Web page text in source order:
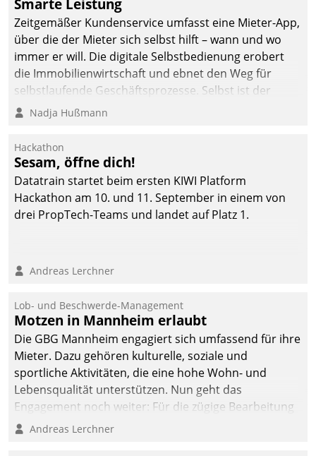
Zeitgemäßer Kundenservice umfasst eine Mieter-App,
über die der Mieter sich selbst hilft – wann und wo
immer er will. Die digitale Selbstbedienung erobert
die Immobilienwirtschaft und ebnet den Weg für
selbstlaufende Geschäftsprozesse. Selbst ist der
Kunde und smart der Serviceanbieter.
Nadja Hußmann
Hackathon
Sesam, öffne dich!
Datatrain startet beim ersten KIWI Platform
Hackathon am 10. und 11. September in einem von
drei PropTech-Teams und landet auf Platz 1.
Andreas Lerchner
Lob- und Beschwerde-Management
Motzen in Mannheim erlaubt
Die GBG Mannheim engagiert sich umfassend für ihre
Mieter. Dazu gehören kulturelle, soziale und
sportliche Aktivitäten, die eine hohe Wohn- und
Lebensqualität unterstützen. Nun geht das
Engagement noch weiter: Für die zügige Bearbeitung
von Beschwerden – oder Lob – richtet das
Andreas Lerchner